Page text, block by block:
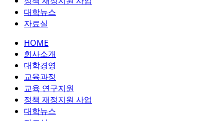
대학뉴스
자료실
HOME
회사소개
대학경영
교육과정
교육 연구지원
정책 재정지원 사업
대학뉴스